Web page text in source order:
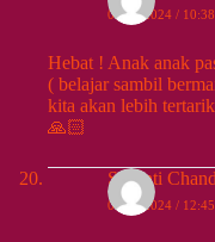
09/24/2024 /
Hebat ! Anak anak
( belajar sambil
kita akan lebih
🙏🏻
Susanti
09/24/2024 /